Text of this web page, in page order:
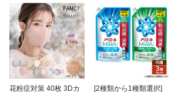
レ 防
花粉症対策 40枚 3Dカ
[2種類から1種類選択]